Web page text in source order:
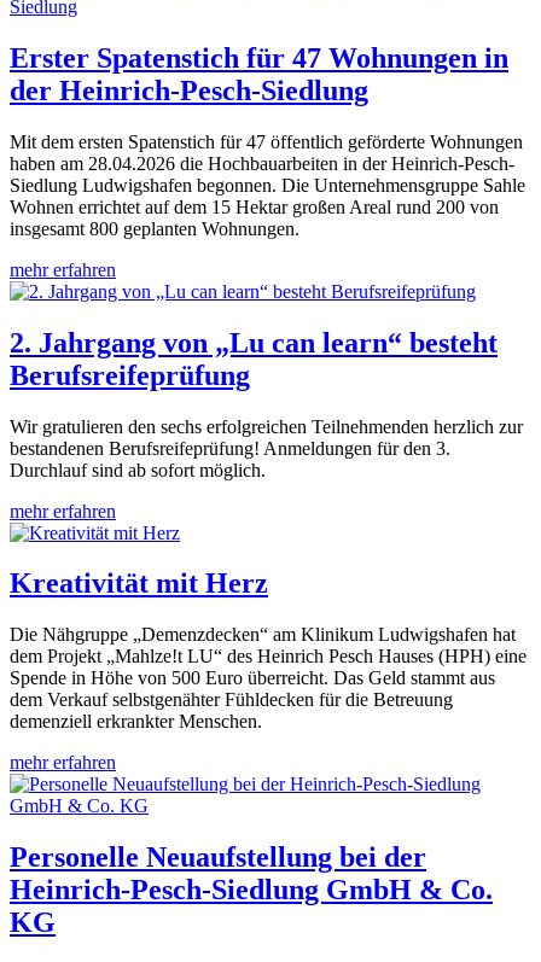
Erster Spatenstich für 47 Wohnungen in
der Heinrich-Pesch-Siedlung
Mit dem ersten Spatenstich für 47 öffentlich geförderte Wohnungen
haben am 28.04.2026 die Hochbauarbeiten in der Heinrich-Pesch-
Siedlung Ludwigshafen begonnen. Die Unternehmensgruppe Sahle
Wohnen errichtet auf dem 15 Hektar großen Areal rund 200 von
insgesamt 800 geplanten Wohnungen.
mehr erfahren
2. Jahrgang von „Lu can learn“ besteht
Berufsreifeprüfung
Wir gratulieren den sechs erfolgreichen Teilnehmenden herzlich zur
bestandenen Berufsreifeprüfung! Anmeldungen für den 3.
Durchlauf sind ab sofort möglich.
mehr erfahren
Kreativität mit Herz
Die Nähgruppe „Demenzdecken“ am Klinikum Ludwigshafen hat
dem Projekt „Mahlze!t LU“ des Heinrich Pesch Hauses (HPH) eine
Spende in Höhe von 500 Euro überreicht. Das Geld stammt aus
dem Verkauf selbstgenähter Fühldecken für die Betreuung
demenziell erkrankter Menschen.
mehr erfahren
Personelle Neuaufstellung bei der
Heinrich-Pesch-Siedlung GmbH & Co.
KG